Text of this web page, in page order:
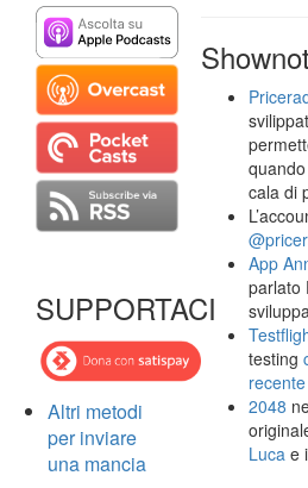
SUPPORTACI
Altri metodi
per inviare
una mancia
cala di
App
parlato
testing
2048
Luca e